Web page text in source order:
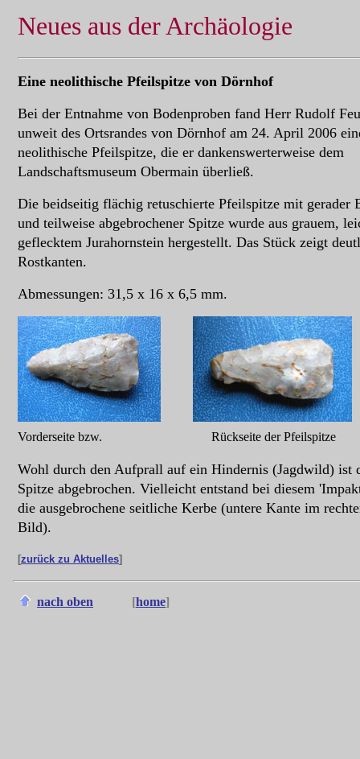
Neues aus der Archäologie
Eine neolithische Pfeilspitze von Dörnhof
Bei der Entnahme von Bodenproben fand Herr Rudolf
unweit des Ortsrandes von Dörnhof am 24. April 2006
neolithische Pfeilspitze, die er dankenswerterweise dem
Landschaftsmuseum Obermain überließ.
Die beidseitig flächig retuschierte Pfeilspitze mit gerader
und teilweise abgebrochener Spitze wurde aus grauem,
geflecktem Jurahornstein hergestellt. Das Stück zeigt
Rostkanten.
Abmessungen: 31,5 x 16 x 6,5 mm.
Vorderseite bzw. Rückseite der Pfeilspitze
Wohl durch den Aufprall auf ein Hindernis (Jagdwild) ist
Spitze abgebrochen. Vielleicht entstand bei diesem
die ausgebrochene seitliche Kerbe (untere Kante im
Bild).
[zurück zu Aktuelles]
nach oben [home]